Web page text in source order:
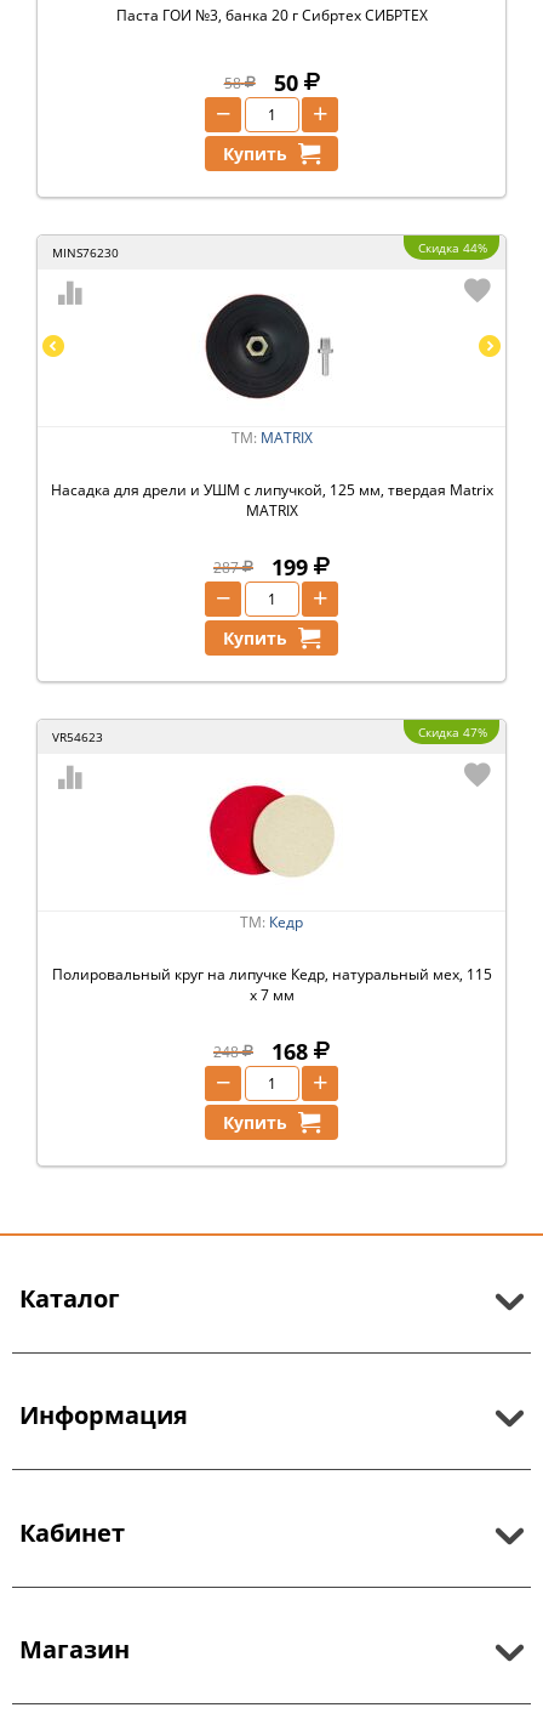
Паста ГОИ №3, банка 20 г Сибртех СИБРТЕХ
58 50
+
−
Купить
MINS76230 Скидка 44%
ТМ: MATRIX
Насадка для дрели и УШМ с липучкой, 125 мм, твердая Matrix
MATRIX
287 199
+
−
Купить
VR54623 Скидка 47%
ТМ: Кедр
Полировальный круг на липучке Кедр, натуральный мех, 115
x 7 мм
248 168
+
−
Купить
Каталог
Информация
Кабинет
Магазин